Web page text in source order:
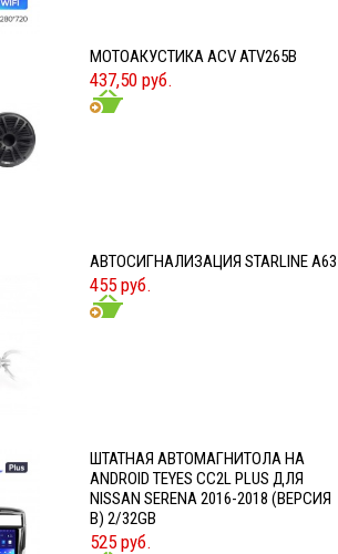
МОТОАКУСТИКА ACV ATV265B
437,50 руб.
АВТОСИГНАЛИЗАЦИЯ STARLINE A63
455 руб.
ШТАТНАЯ АВТОМАГНИТОЛА НА
ANDROID TEYES CC2L PLUS ДЛЯ
NISSAN SERENA 2016-2018 (ВЕРСИЯ
B) 2/32GB
525 руб.